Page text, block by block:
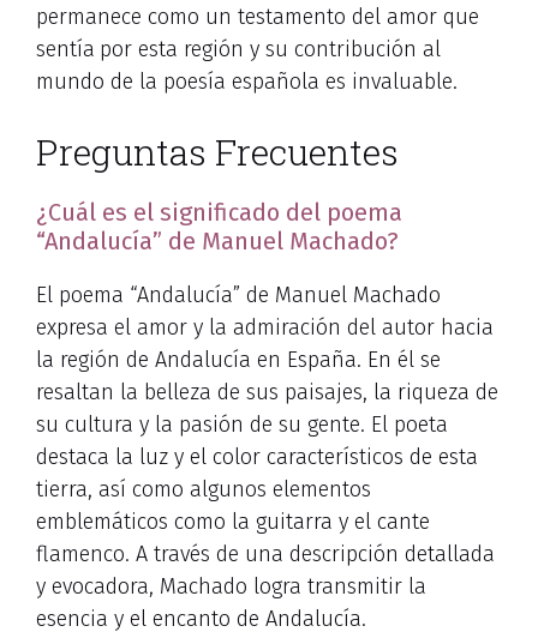
permanece como un testamento del amor que
sentía por esta región y su contribución al
mundo de la poesía española es invaluable.
Preguntas Frecuentes
¿Cuál es el significado del poema
“Andalucía” de Manuel Machado?
El poema “Andalucía” de Manuel Machado
expresa el amor y la admiración del autor hacia
la región de Andalucía en España. En él se
resaltan la belleza de sus paisajes, la riqueza de
su cultura y la pasión de su gente. El poeta
destaca la luz y el color característicos de esta
tierra, así como algunos elementos
emblemáticos como la guitarra y el cante
flamenco. A través de una descripción detallada
y evocadora, Machado logra transmitir la
esencia y el encanto de Andalucía.